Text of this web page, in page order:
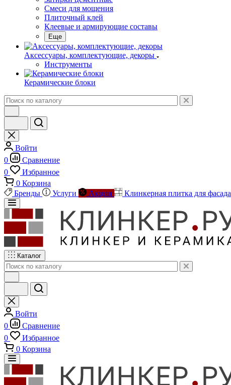
Смеси для мощения
Плиточный клей
Клеевые и армирующие составы
Еще
Аксессуары, комплектующие, декоры
Инструменты
Керамические блоки
Войти
0
Сравнение
0
Избранное
0 Корзина
Бренды
Услуги Акции Клинкерная плитка для фасада
Каталог
Войти
0
Сравнение
0
Избранное
0 Корзина